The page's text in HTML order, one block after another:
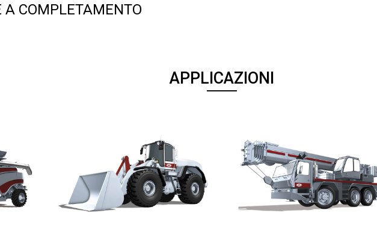
A COMPLETAMENTO
APPLICAZIONI